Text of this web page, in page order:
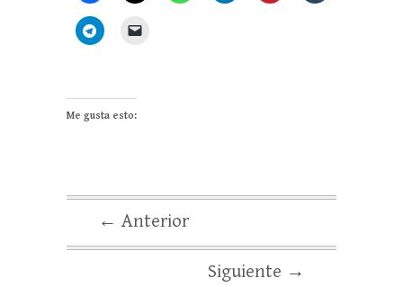
Me gusta esto:
← Anterior
Siguiente →